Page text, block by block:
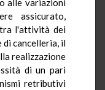
alle variazioni
assicurato,
l'attività dei
di cancelleria, il
realizzazione
di un pari
retributivi